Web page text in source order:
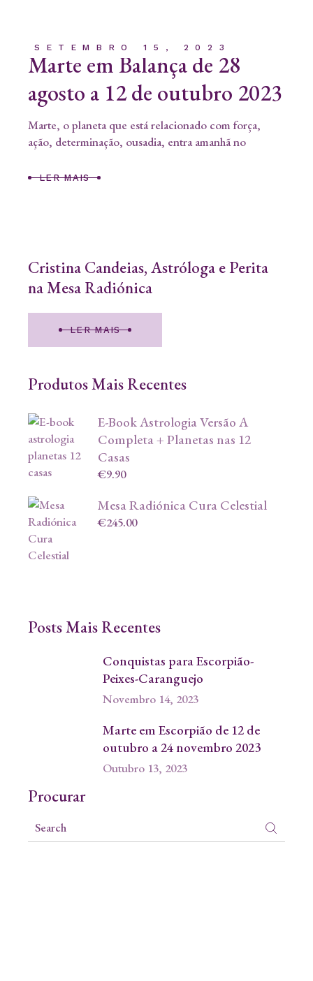
SETEMBRO 15, 2023
Marte em Balança de 28
agosto a 12 de outubro 2023
Marte, o planeta que está relacionado com força,
ação, determinação, ousadia, entra amanhã no
LER MAIS
Cristina Candeias, Astróloga e Perita
na Mesa Radiónica
LER MAIS
Produtos Mais Recentes
E-Book Astrologia Versão A
Completa + Planetas nas 12
Casas
€9.90
Mesa Radiónica Cura Celestial
€245.00
Posts Mais Recentes
Conquistas para Escorpião-
Peixes-Caranguejo
Novembro 14, 2023
Marte em Escorpião de 12 de
outubro a 24 novembro 2023
Outubro 13, 2023
Procurar